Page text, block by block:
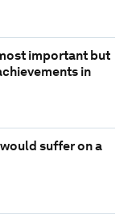
important but
in
suffer on a